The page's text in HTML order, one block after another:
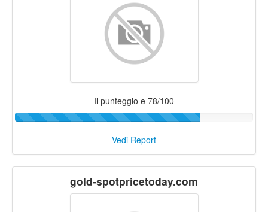
Il punteggio e 78/100
Vedi Report
gold-spotpricetoday.com